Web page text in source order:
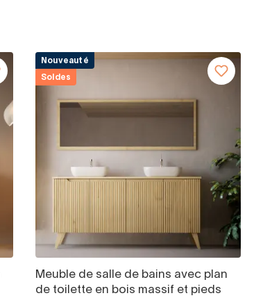
Nouveauté
Soldes
Meuble de salle de bains avec plan
de toilette en bois massif et pieds